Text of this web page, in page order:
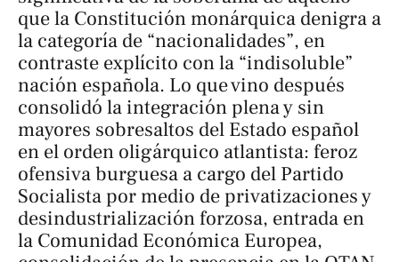
que la Constitución monárquica denigra a
la categoría de “nacionalidades”, en
contraste explícito con la “indisoluble”
nación española. Lo que vino después
consolidó la integración plena y sin
mayores sobresaltos del Estado español
en el orden oligárquico atlantista: feroz
ofensiva burguesa a cargo del Partido
Socialista por medio de privatizaciones y
desindustrialización forzosa, entrada en
la Comunidad Económica Europea,